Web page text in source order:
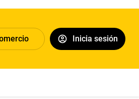
Inicia sesión